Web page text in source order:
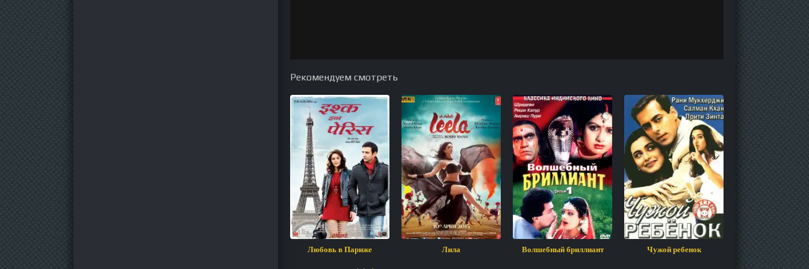
Рекомендуем смотреть
Любовь в Париже Лила Волшебный бриллиант Чужой ребенок Вооружен и очень